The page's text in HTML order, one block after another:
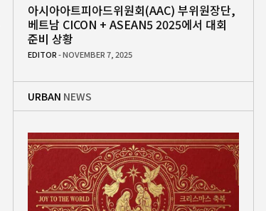
아시아아트피아드위원회(AAC) 부위원장단,
베트남 CICON + ASEAN5 2025에서 대회
준비 상황
EDITOR- NOVEMBER 7, 2025
URBAN NEWS